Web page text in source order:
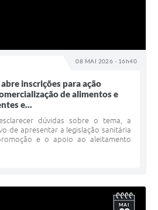
08 MAI 2026 - 16h40
inscrições para ação
de alimentos e
e...
dúvidas sobre o tema, a
de apresentar a legislação sanitária
e o apoio ao aleitamento
MAI